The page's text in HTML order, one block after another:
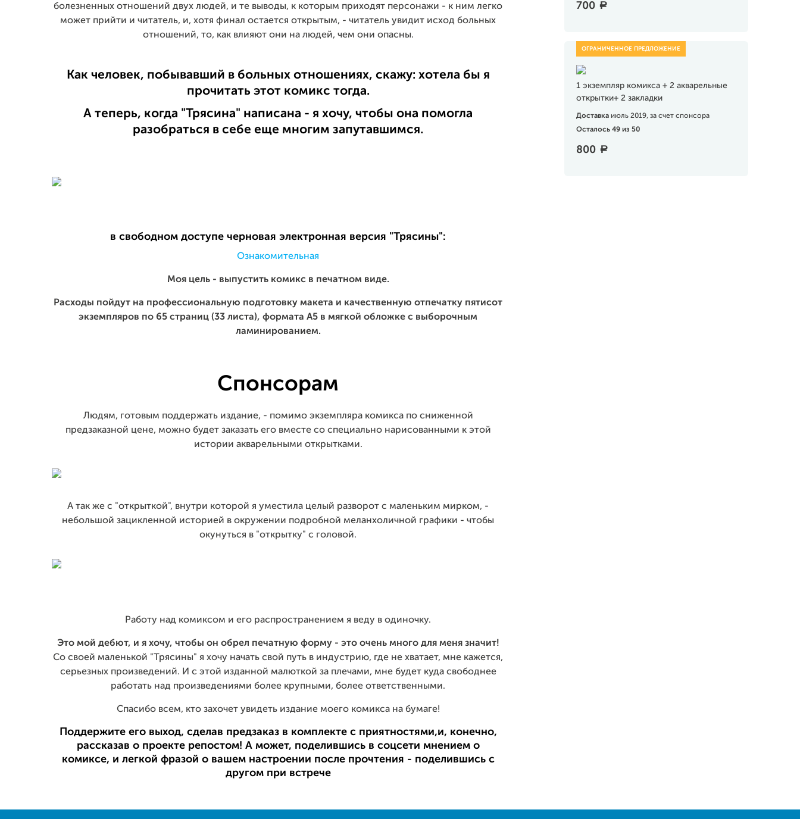
700 a
1 экземпляр комикса + 2 акварельные
открытки+ 2 закладки
Доставка июль 2019, за счет спонсора
Осталось 49 из 50
800 a
болезненных отношений двух людей, и те выводы, к которым приходят персонажи - к ним легко
может прийти и читатель, и, хотя финал остается открытым, - читатель увидит исход больных
отношений, то, как влияют они на людей, чем они опасны.
Как человек, побывавший в больных отношениях, скажу: хотела бы я
прочитать этот комикс тогда.
А теперь, когда "Трясина" написана - я хочу, чтобы она помогла
разобраться в себе еще многим запутавшимся.
в свободном доступе черновая электронная версия "Трясины":
Ознакомительная
Моя цель - выпустить комикс в печатном виде.
Расходы пойдут на профессиональную подготовку макета и качественную отпечатку пятисот
экземпляров по 65 страниц (33 листа), формата А5 в мягкой обложке с выборочным
ламинированием.
Спонсорам
Людям, готовым поддержать издание, - помимо экземпляра комикса по сниженной
предзаказной цене, можно будет заказать его вместе со специально нарисованными к этой
истории акварельными открытками.
А так же с "открыткой", внутри которой я уместила целый разворот с маленьким мирком, -
небольшой зацикленной историей в окружении подробной меланхоличной графики - чтобы
окунуться в "открытку" с головой.
Работу над комиксом и его распространением я веду в одиночку.
Это мой дебют, и я хочу, чтобы он обрел печатную форму - это очень много для меня значит!
Со своей маленькой "Трясины" я хочу начать свой путь в индустрию, где не хватает, мне кажется,
серьезных произведений. И с этой изданной малюткой за плечами, мне будет куда свободнее
работать над произведениями более крупными, более ответственными.
Спасибо всем, кто захочет увидеть издание моего комикса на бумаге!
Поддержите его выход, сделав предзаказ в комплекте с приятностями,и, конечно,
рассказав о проекте репостом! А может, поделившись в соцсети мнением о
комиксе, и легкой фразой о вашем настроении после прочтения - поделившись с
другом при встрече